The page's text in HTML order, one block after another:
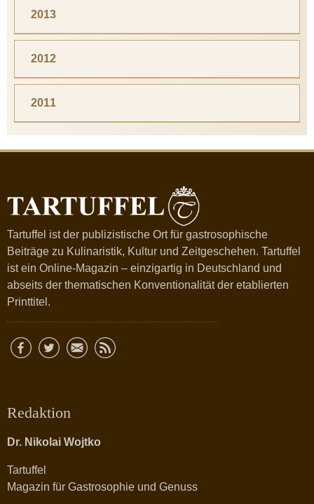
2013
2012
2011
Tartuffel ist der publizistische Ort für gastrosophische
Beiträge zu Kulinaristik, Kultur und Zeitgeschehen. Tartuffel
ist ein Online-Magazin – einzigartig in Deutschland und
abseits der thematischen Konventionalität der etablierten
Printtitel.
Redaktion
Dr. Nikolai Wojtko
Tartuffel
Magazin für Gastrosophie und Genuss